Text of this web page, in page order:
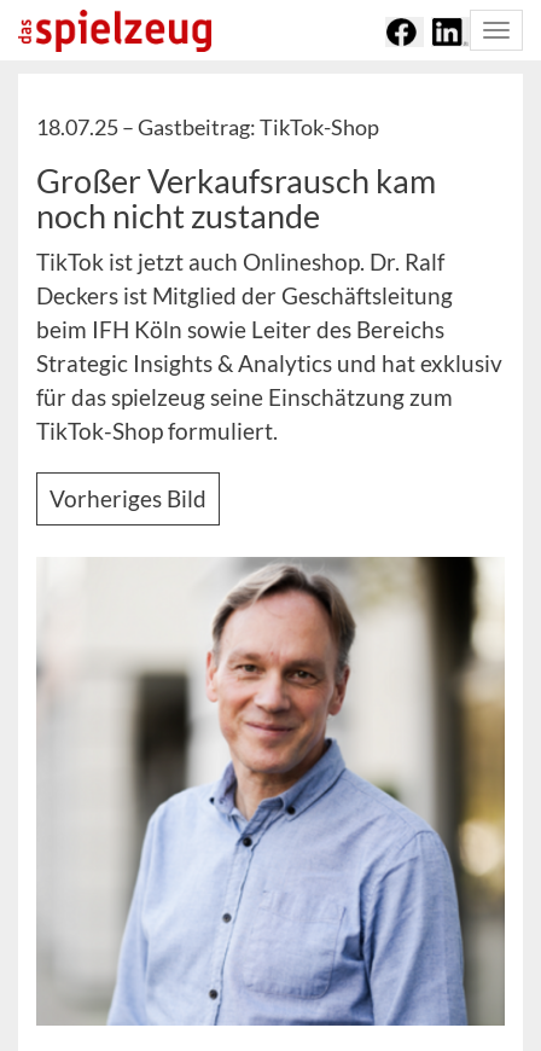
18.07.25 –Gastbeitrag: TikTok-Shop
Großer Verkaufsrausch kam
noch nicht zustande
TikTok ist jetzt auch Onlineshop. Dr. Ralf
Deckers ist Mitglied der Geschäftsleitung
beim IFH Köln sowie Leiter des Bereichs
Strategic Insights & Analytics und hat exklusiv
für das spielzeug seine Einschätzung zum
TikTok-Shop formuliert.
Vorheriges Bild